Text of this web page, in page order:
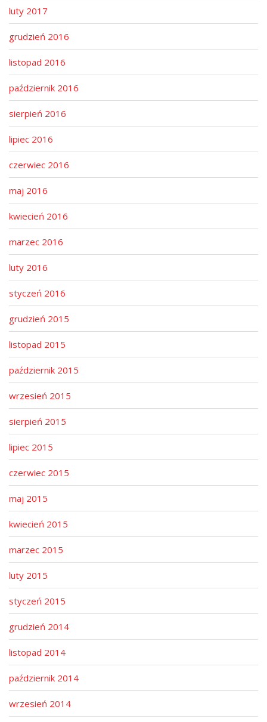
luty 2017
grudzień 2016
listopad 2016
październik 2016
sierpień 2016
lipiec 2016
czerwiec 2016
maj 2016
kwiecień 2016
marzec 2016
luty 2016
styczeń 2016
grudzień 2015
listopad 2015
październik 2015
wrzesień 2015
sierpień 2015
lipiec 2015
czerwiec 2015
maj 2015
kwiecień 2015
marzec 2015
luty 2015
styczeń 2015
grudzień 2014
listopad 2014
październik 2014
wrzesień 2014